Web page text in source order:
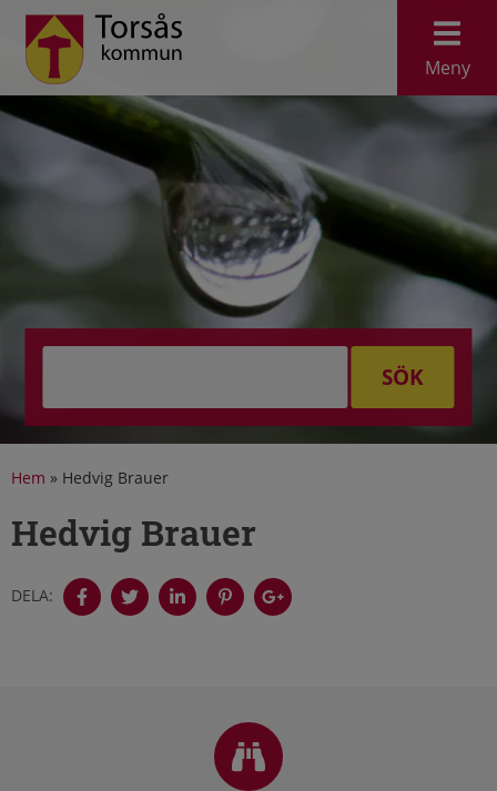
Meny
SÖK
Hem » Hedvig Brauer
Hedvig Brauer
DELA: